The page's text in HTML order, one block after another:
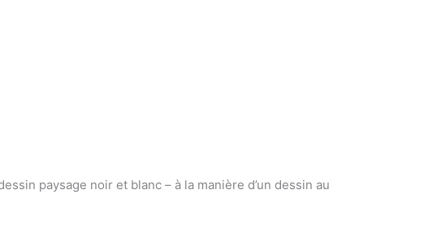
paysage noir et blanc – à la manière d’un dessin au